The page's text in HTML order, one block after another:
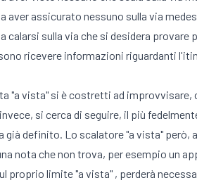
aver assicurato nessuno sulla via
calarsi sulla via che si desidera provare
ricevere informazioni riguardanti
"a vista" si è costretti ad improvvisare,
si cerca di seguire, il più
già definito. Lo scalatore "a vista" però,
nota che non trova, per esempio un
proprio limite "a vista" , perderà